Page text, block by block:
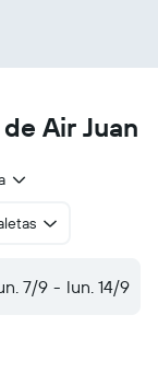
Air Juan
7/9 - lun. 14/9